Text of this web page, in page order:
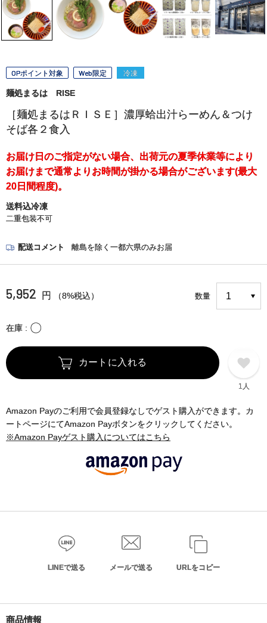
OPポイント対象 Web限定 冷凍
麺処まるは RISE
［麺処まるはＲＩＳＥ］濃厚蛤出汁らーめん＆つけ
そば各２食入
お届け日のご指定がない場合、出荷元の夏季休業等により
お届けまで通常よりお時間が掛かる場合がございます(最大
20日間程度)。
送料込冷凍
二重包装不可
配送コメント 離島を除く一都六県のみお届
5,952 円 （8%税込） 数量
在庫 〇
カートに入れる
1人
Amazon Payのご利用で会員登録なしでゲスト購入ができます。カ
ートページにてAmazon Payボタンをクリックしてください。
※Amazon Payゲスト購入についてはこちら
LINEで送る メールで送る URLをコピー
商品情報